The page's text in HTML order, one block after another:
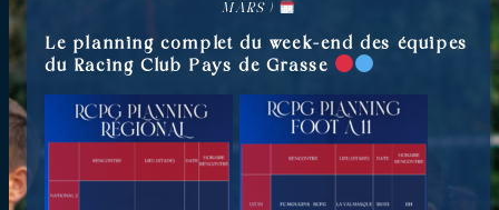
MARS )
Le planning complet du week-end des équipes
du Racing Club Pays de Grasse